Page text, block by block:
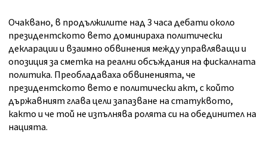
Очаквано, в продължилите над 3 часа дебати около
президентското вето доминираха политически
декларации и взаимно обвинения между управляващи и
опозиция за сметка на реални обсъждания на фискалната
политика. Преобладаваха обвиненията, че
президентското вето е политически акт, с който
държавният глава цели запазване на статуквото,
както и че той не изпълнява ролята си на обединител на
нацията.